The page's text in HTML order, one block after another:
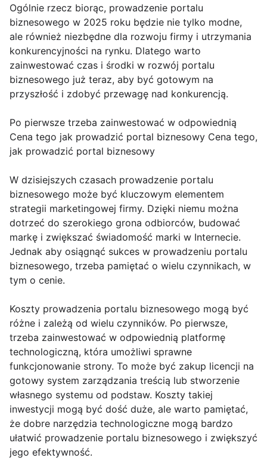
Ogólnie rzecz biorąc, prowadzenie portalu
biznesowego w 2025 roku będzie nie tylko modne,
ale również niezbędne dla rozwoju firmy i utrzymania
konkurencyjności na rynku. Dlatego warto
zainwestować czas i środki w rozwój portalu
biznesowego już teraz, aby być gotowym na
przyszłość i zdobyć przewagę nad konkurencją.
Po pierwsze trzeba zainwestować w odpowiednią
Cena tego jak prowadzić portal biznesowy Cena tego,
jak prowadzić portal biznesowy
W dzisiejszych czasach prowadzenie portalu
biznesowego może być kluczowym elementem
strategii marketingowej firmy. Dzięki niemu można
dotrzeć do szerokiego grona odbiorców, budować
markę i zwiększać świadomość marki w Internecie.
Jednak aby osiągnąć sukces w prowadzeniu portalu
biznesowego, trzeba pamiętać o wielu czynnikach, w
tym o cenie.
Koszty prowadzenia portalu biznesowego mogą być
różne i zależą od wielu czynników. Po pierwsze,
trzeba zainwestować w odpowiednią platformę
technologiczną, która umożliwi sprawne
funkcjonowanie strony. To może być zakup licencji na
gotowy system zarządzania treścią lub stworzenie
własnego systemu od podstaw. Koszty takiej
inwestycji mogą być dość duże, ale warto pamiętać,
że dobre narzędzia technologiczne mogą bardzo
ułatwić prowadzenie portalu biznesowego i zwiększyć
jego efektywność.